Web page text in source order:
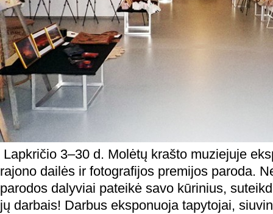
Lapkričio 3–30 d. Molėtų krašto muziejuje
rajono dailės ir fotografijos premijos paroda.
parodos dalyviai pateikė savo kūrinius,
jų darbais! Darbus eksponuoja tapytojai,